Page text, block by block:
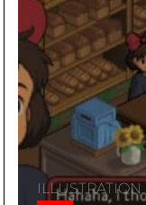
ILLUSTRATION